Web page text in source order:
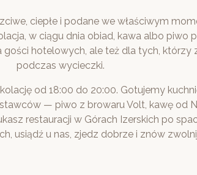
ciepłe i podane we właściwym
w ciągu dnia obiad, kawa albo piwo
hotelowych, ale też dla tych, którzy
podczas wycieczki.
od 18:00 do 20:00. Gotujemy
— piwo z browaru Volt, kawę od
restauracji w Górach Izerskich po
usiądź u nas, zjedz dobrze i znów